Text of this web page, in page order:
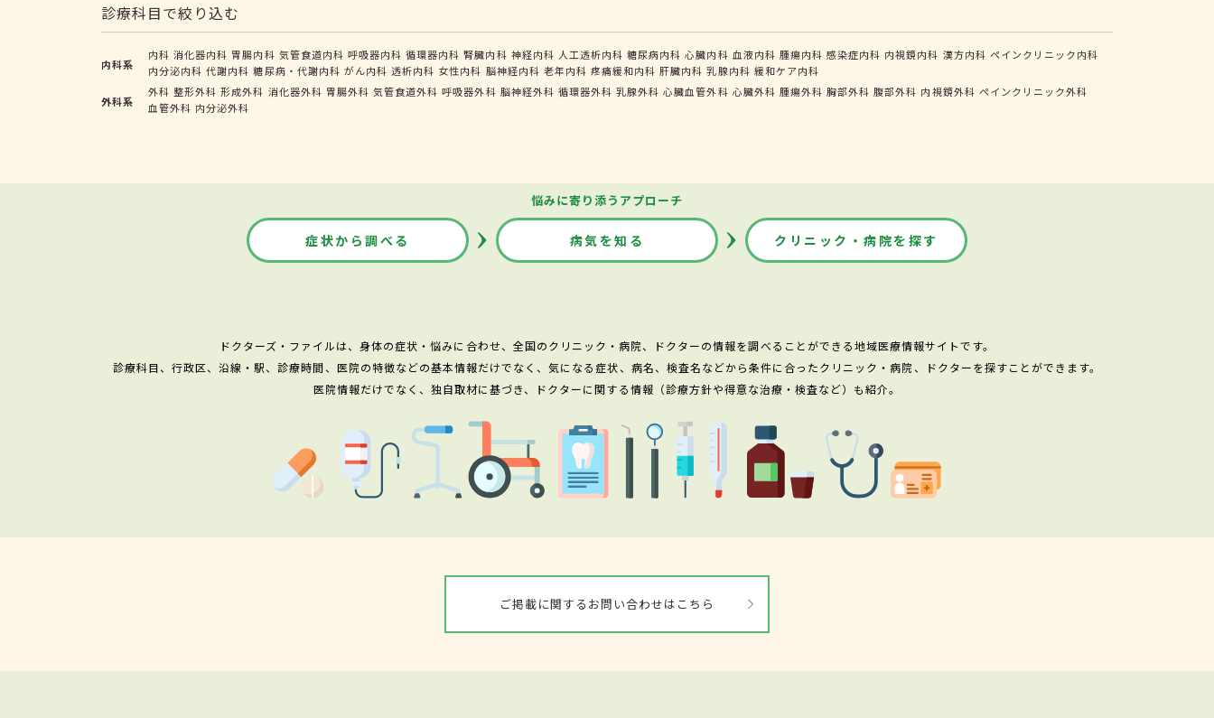
診療科目で絞り込む
内科系
内科 消化器内科 胃腸内科 気管食道内科 呼吸器内科 循環器内科 腎臓内科 神経内科 人工透析内科 糖尿病内科 心臓内科 血液内科 腫瘍内科 感染症内科 内視鏡内科 漢方内科 ペインクリニック内科
内分泌内科 代謝内科 糖尿病・代謝内科 がん内科 透析内科 女性内科 脳神経内科 老年内科 疼痛緩和内科 肝臓内科 乳腺内科 緩和ケア内科
外科系
外科 整形外科 形成外科 消化器外科 胃腸外科 気管食道外科 呼吸器外科 脳神経外科 循環器外科 乳腺外科 心臓血管外科 心臓外科 腫瘍外科 胸部外科 腹部外科 内視鏡外科 ペインクリニック外科
血管外科 内分泌外科
悩みに寄り添うアプローチ
症状から調べる 病気を知る クリニック・病院を探す
ドクターズ・ファイルは、身体の症状・悩みに合わせ、全国のクリニック・病院、ドクターの情報を調べることができる地域医療情報サイトです。
診療科目、行政区、沿線・駅、診療時間、医院の特徴などの基本情報だけでなく、気になる症状、病名、検査名などから条件に合ったクリニック・病院、ドクターを探すことができます。
医院情報だけでなく、独自取材に基づき、ドクターに関する情報（診療方針や得意な治療・検査など）も紹介。
ご掲載に関するお問い合わせはこちら